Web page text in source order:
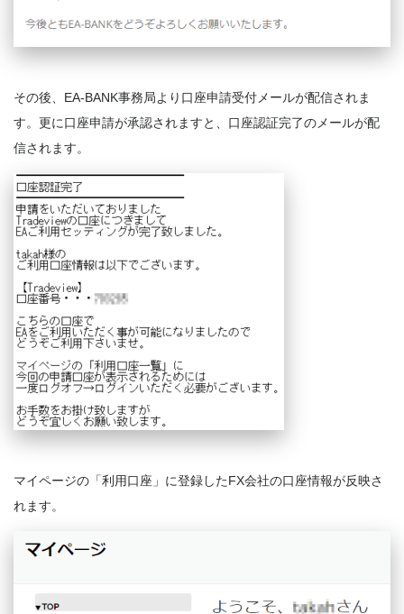
その後、EA-BANK事務局より口座申請受付メールが配信されま
す。更に口座申請が承認されますと、口座認証完了のメールが配
信されます。
マイページの「利用口座」に登録したFX会社の口座情報が反映さ
れます。